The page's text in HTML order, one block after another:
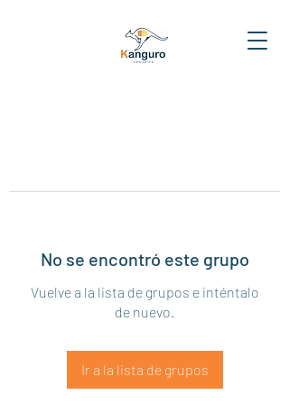
No se encontró este grupo
Vuelve a la lista de grupos e inténtalo
de nuevo.
Ir a la lista de grupos